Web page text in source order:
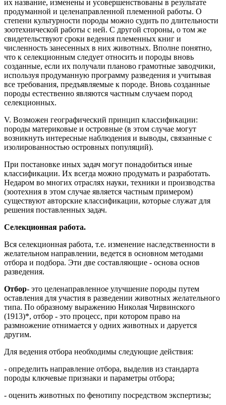
их название, изменены и усовершенствованы в результате
продуманной и целенаправленной племенной работы. О
степени культурности породы можно судить по длительности
зоотехнической работы с ней. С другой стороны, о том же
свидетельствуют сроки ведения племенных книг и
численность занесенных в них животных. Вполне понятно,
что к селекционным следует относить и породы вновь
созданные, если их получали планово грамотные заводчики,
используя продуманную программу разведения и учитывая
все требования, предъявляемые к породе. Вновь созданные
породы естественно являются частным случаем пород
селекционных.
V. Возможен географический принцип классификации:
породы материковые и островные (в этом случае могут
возникнуть интересные наблюдения и выводы, связанные с
изолированностью островных популяций).
При постановке иных задач могут понадобиться иные
классификации. Их всегда можно продумать и разработать.
Недаром во многих отраслях науки, техники и производства
(зоотехния в этом случае является частным примером)
существуют авторские классификации, которые служат для
решения поставленных задач.
Селекционная работа.
Вся селекционная работа, т.е. изменение наследственности в
желательном направлении, ведется в основном методами
отбора и подбора. Эти две составляющие - основа основ
разведения.
Отбор- это целенаправленное улучшение породы путем
оставления для участия в разведении животных желательного
типа. По образному выражению Николая Чирвинского
(1913)*, отбор - это процесс, при котором право на
размножение отнимается у одних животных и даруется
другим.
Для ведения отбора необходимы следующие действия:
- определить направление отбора, выделив из стандарта
породы ключевые признаки и параметры отбора;
- оценить животных по фенотипу посредством экспертизы;